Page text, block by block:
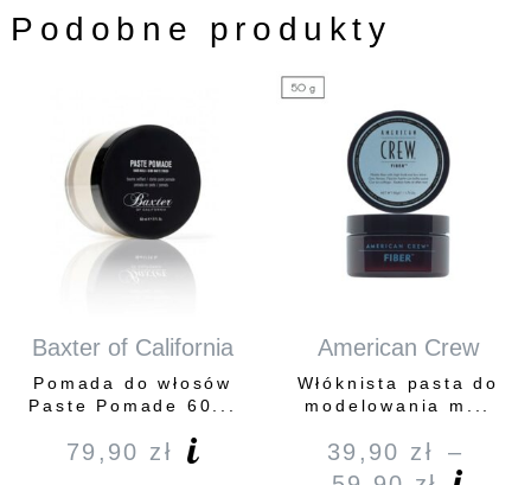
Podobne produkty
Baxter of California
Pomada do włosów
Paste Pomade 60...
79,90 zł
American Crew
Włóknista pasta do
modelowania m...
39,90 zł
–